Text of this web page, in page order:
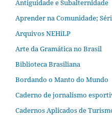
Antiguidade e Subalternidade
Aprender na Comunidade;
Arquivos NEHiLP
Arte da Gramática no Brasil
Biblioteca Brasiliana
Bordando o Manto do Mundo
Caderno de jornalismo
Cadernos Aplicados de